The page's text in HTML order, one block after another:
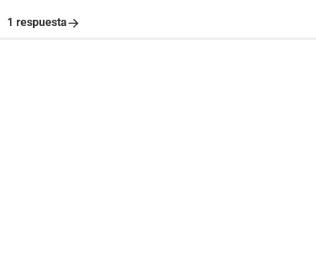
1 respuesta